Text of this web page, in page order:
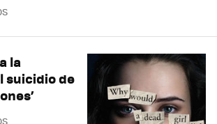
la
suicidio de